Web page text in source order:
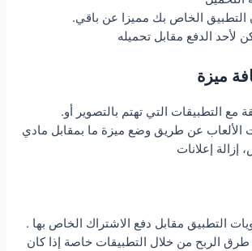
.ولكن يجب أن يكون التطبيق الخاص بك مميزا عن باقي
لأحد الدفع مقابل تحميله
.تتناسب هذه الطريقة مع التطبيقات التي تهتم بالتصوير أو
الألعاب عن طريق وضع ميزة ما بمقابل مادي
إعلانات
.أن تجعل بعض محتويات التطبيق مقابل دفع الاشتراك الخاص بها
الربح من خلال التطبيقات خاصة إذا كان